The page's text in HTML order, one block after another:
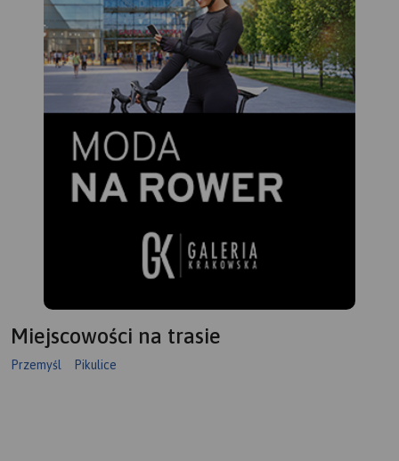
Miejscowości na trasie
Przemyśl Pikulice